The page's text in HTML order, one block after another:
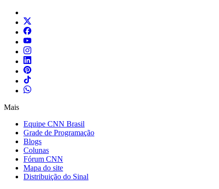
Mais
Equipe CNN Brasil
Grade de Programação
Blogs
Colunas
Fórum CNN
Mapa do site
Distribuição do Sinal